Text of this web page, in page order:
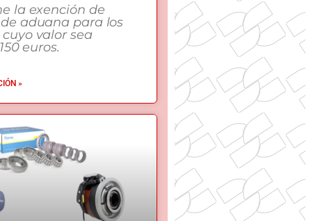
la exención de
aduana para los
valor sea
euros.
»